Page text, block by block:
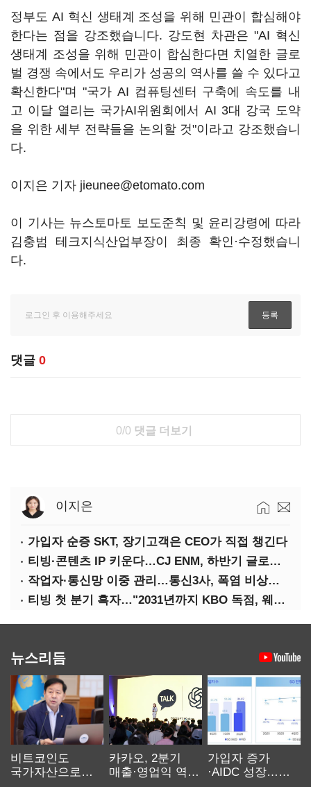
정부도 AI 혁신 생태계 조성을 위해 민관이 합심해야
한다는 점을 강조했습니다. 강도현 차관은 "AI 혁신
생태계 조성을 위해 민관이 합심한다면 치열한 글로
벌 경쟁 속에서도 우리가 성공의 역사를 쓸 수 있다고
확신한다"며 "국가 AI 컴퓨팅센터 구축에 속도를 내
고 이달 열리는 국가AI위원회에서 AI 3대 강국 도약
을 위한 세부 전략들을 논의할 것"이라고 강조했습니
다.
이지은 기자 jieunee@etomato.com
이 기사는 뉴스토마토 보도준칙 및 윤리강령에 따라
김충범 테크지식산업부장이 최종 확인·수정했습니
다.
댓글 0
0/0 댓글 더보기
이지은
가입자 순증 SKT, 장기고객은 CEO가 직접 챙긴다
티빙·콘텐츠 IP 키운다…CJ ENM, 하반기 글로벌 확장 가속
작업자·통신망 이중 관리…통신3사, 폭염 비상대응 돌입
티빙 첫 분기 흑자…"2031년까지 KBO 독점, 웨이브 합병도 속도"
뉴스리듬
비트코인도
국가자산으로…'
카카오, 2분기
매출·영업익 역대
가입자 증가
·AIDC 성장…